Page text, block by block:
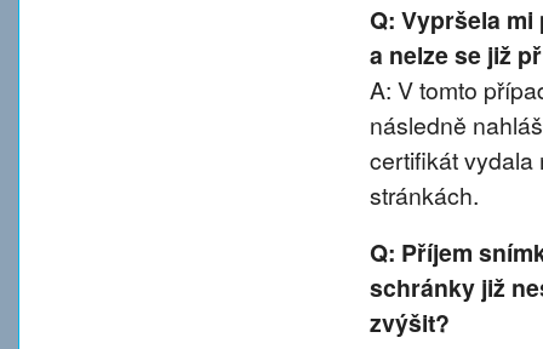
Q: Vypršela
a nelze se již
A: V tomto
následně
certifikát vydala
stránkách.
Q: Příjem
schránky již
zvýšit?